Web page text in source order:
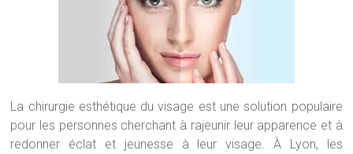
La chirurgie esthétique du visage est une solution populaire
pour les personnes cherchant à rajeunir leur apparence et à
redonner éclat et jeunesse à leur visage. À Lyon, les